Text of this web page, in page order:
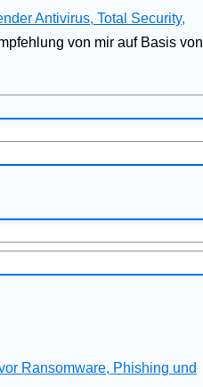
Antivirus, Total Security,
von mir auf Basis von
Ransomware, Phishing und